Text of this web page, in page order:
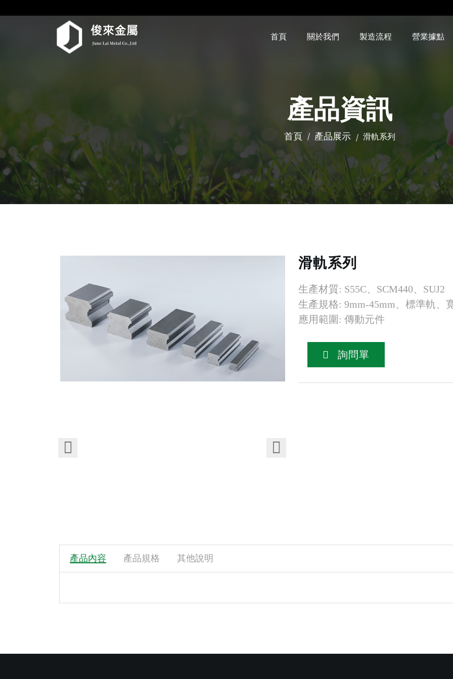
首頁 關於我們 製造流程 營業據點
產品資訊
首頁 產品展示 滑軌系列
滑軌系列
生產材質: S55C、SCM440、SUJ2
生產規格: 9mm-45mm、標準軌、
應用範圍: 傳動元件
詢問單
產品內容 產品規格 其他說明